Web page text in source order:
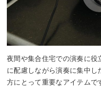
夜間や集合住宅での演奏に役
に配慮しながら演奏に集中
方にとって重要なアイテムで